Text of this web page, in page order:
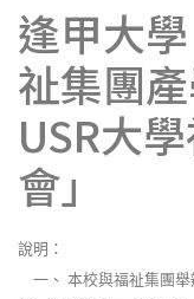
逢甲大
祉集團
USR大
會」
說明：
一、 本校與福祉集團